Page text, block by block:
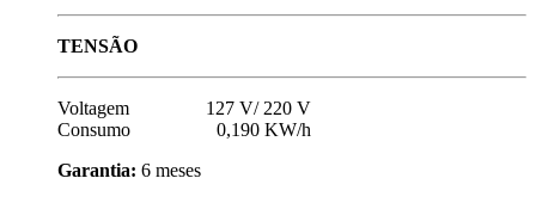
TENSÃO
Voltagem 127 V/ 220 V
Consumo 0,190 KW/h
Garantia: 6 meses